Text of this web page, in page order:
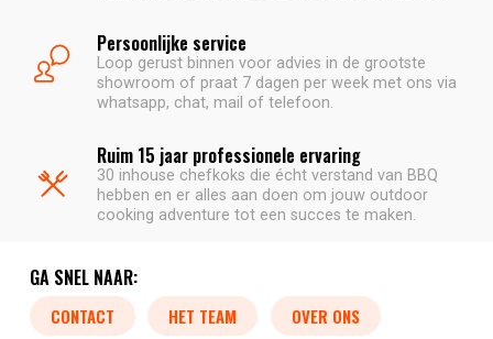
Persoonlijke service
Loop gerust binnen voor advies in de grootste
showroom of praat 7 dagen per week met ons via
whatsapp, chat, mail of telefoon.
Ruim 15 jaar professionele ervaring
30 inhouse chefkoks die écht verstand van BBQ
hebben en er alles aan doen om jouw outdoor
cooking adventure tot een succes te maken.
GA SNEL NAAR:
CONTACT HET TEAM OVER ONS